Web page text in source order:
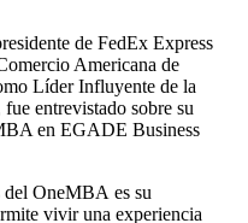
de FedEx Express
Americana de
Líder Influyente de la
entrevistado sobre su
en EGADE Business
del OneMBA es su
vivir una experiencia